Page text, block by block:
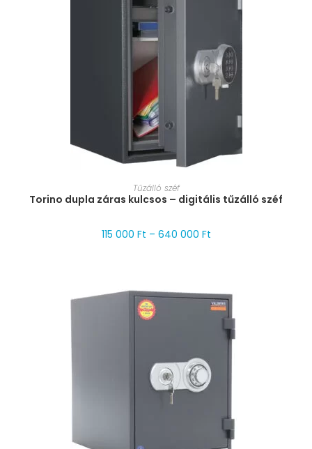
MÉRET VÁLASZTÁSA
Tűzálló széf
Torino dupla záras kulcsos – digitális tűzálló széf
115 000 Ft – 640 000 Ft